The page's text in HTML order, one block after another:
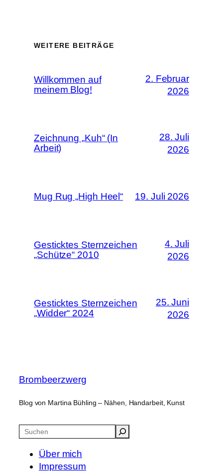
WEITERE BEITRÄGE
Willkommen auf
meinem Blog!
2. Februar
2026
Zeichnung „Kuh“ (In
Arbeit)
28. Juli
2026
Mug Rug „High Heel“ 19. Juli 2026
Gesticktes Sternzeichen
„Schütze“ 2010
4. Juli
2026
Gesticktes Sternzeichen
„Widder“ 2024
25. Juni
2026
Brombeerzwerg
Blog von Martina Bühling – Nähen, Handarbeit, Kunst
Suchen
Über mich
Impressum